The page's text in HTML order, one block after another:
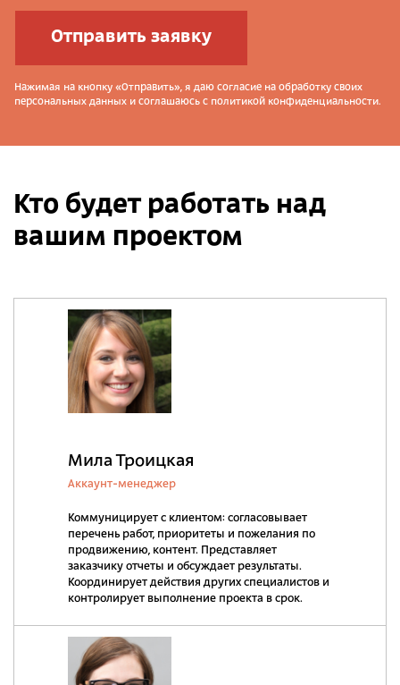
Отправить заявку
Нажимая на кнопку «Отправить», я даю согласие на обработку своих
персональных данных и соглашаюсь с политикой конфиденциальности.
Кто будет работать над
вашим проектом
Мила Троицкая
Аккаунт-менеджер
Коммуницирует с клиентом: согласовывает
перечень работ, приоритеты и пожелания по
продвижению, контент. Представляет
заказчику отчеты и обсуждает результаты.
Координирует действия других специалистов и
контролирует выполнение проекта в срок.